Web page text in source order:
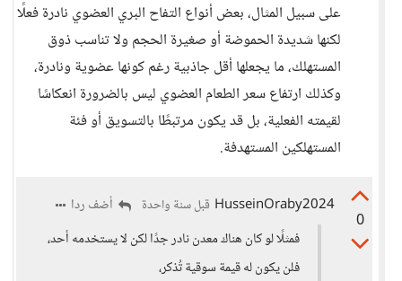
على سبيل المثال، بعض أنواع التفاح البري العضوي نادرة فعلًا
لكنها شديدة الحموضة أو صغيرة الحجم ولا تناسب ذوق
المستهلك، ما يجعلها أقل جاذبية رغم كونها عضوية ونادرة،
وكذلك ارتفاع سعر الطعام العضوي ليس بالضرورة انعكاسًا
لقيمته الفعلية، بل قد يكون مرتبطًا بالتسويق أو فئة
المستهلكين المستهدفة.
0
HusseinOraby2024 قبل سنة واحدة
أضف ردا
فمثلًا لو كان هناك معدن نادر جدًا لكن لا يستخدمه أحد،
فلن يكون له قيمة سوقية تُذكر،